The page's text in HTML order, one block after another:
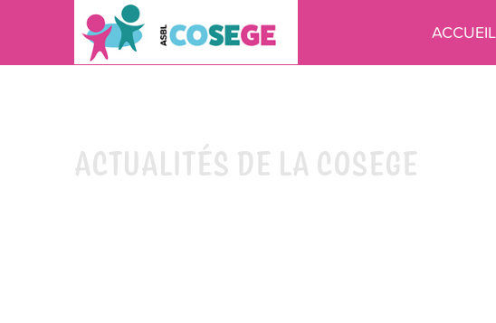
ACCUEIL
ACTUALITÉS DE LA COSEGE